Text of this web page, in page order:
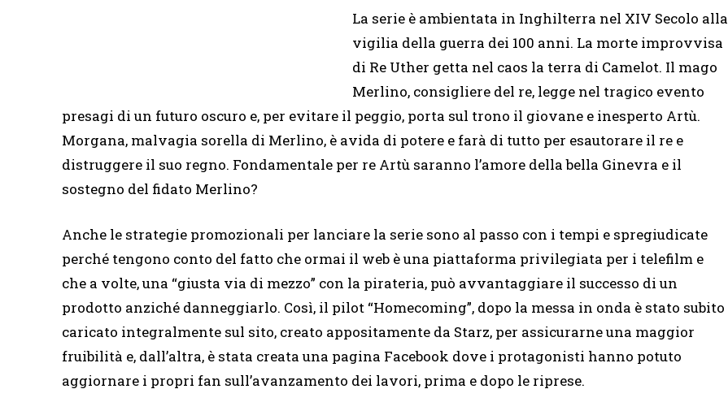
La serie è ambientata in Inghilterra nel XIV Secolo alla
vigilia della guerra dei 100 anni. La morte improvvisa
di Re Uther getta nel caos la terra di Camelot. Il mago
Merlino, consigliere del re, legge nel tragico evento
presagi di un futuro oscuro e, per evitare il peggio, porta sul trono il giovane e inesperto Artù.
Morgana, malvagia sorella di Merlino, è avida di potere e farà di tutto per esautorare il re e
distruggere il suo regno. Fondamentale per re Artù saranno l’amore della bella Ginevra e il
sostegno del fidato Merlino?
Anche le strategie promozionali per lanciare la serie sono al passo con i tempi e spregiudicate
perché tengono conto del fatto che ormai il web è una piattaforma privilegiata per i telefilm e
che a volte, una “giusta via di mezzo” con la pirateria, può avvantaggiare il successo di un
prodotto anziché danneggiarlo. Così, il pilot “Homecoming”, dopo la messa in onda è stato subito
caricato integralmente sul sito, creato appositamente da Starz, per assicurarne una maggior
fruibilità e, dall’altra, è stata creata una pagina Facebook dove i protagonisti hanno potuto
aggiornare i propri fan sull’avanzamento dei lavori, prima e dopo le riprese.